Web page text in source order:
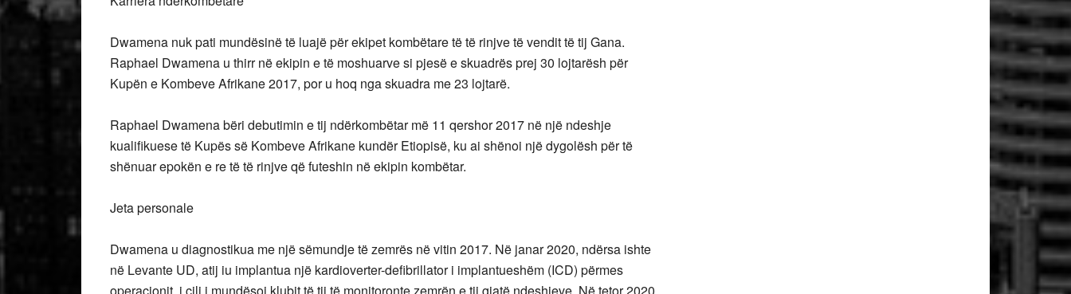
Dwamena nuk pati mundësinë të luajë për ekipet kombëtare të të rinjve të vendit të tij Gana.
Raphael Dwamena u thirr në ekipin e të moshuarve si pjesë e skuadrës prej 30 lojtarësh për
Kupën e Kombeve Afrikane 2017, por u hoq nga skuadra me 23 lojtarë.
Raphael Dwamena bëri debutimin e tij ndërkombëtar më 11 qershor 2017 në një ndeshje
kualifikuese të Kupës së Kombeve Afrikane kundër Etiopisë, ku ai shënoi një dygolësh për të
shënuar epokën e re të të rinjve që futeshin në ekipin kombëtar.
Jeta personale
Dwamena u diagnostikua me një sëmundje të zemrës në vitin 2017. Në janar 2020, ndërsa ishte
në Levante UD, atij iu implantua një kardioverter-defibrillator i implantueshëm (ICD) përmes